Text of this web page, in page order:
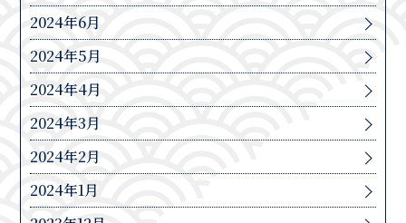
2024年6月
2024年5月
2024年4月
2024年3月
2024年2月
2024年1月